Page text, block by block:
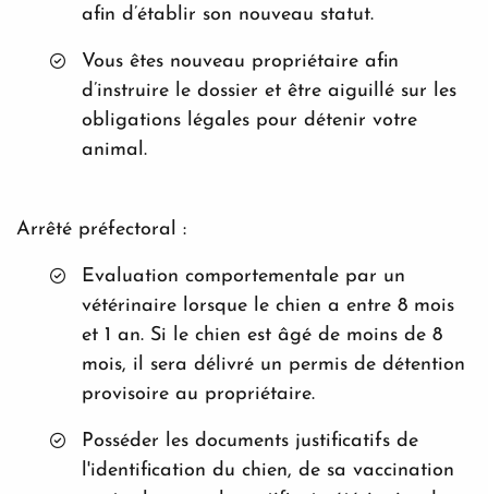
afin d’établir son nouveau statut.
Vous êtes nouveau propriétaire afin
d’instruire le dossier et être aiguillé sur les
obligations légales pour détenir votre
animal.
Arrêté préfectoral :
Evaluation comportementale par un
vétérinaire lorsque le chien a entre 8 mois
et 1 an. Si le chien est âgé de moins de 8
mois, il sera délivré un permis de détention
provisoire au propriétaire.
Posséder les documents justificatifs de
l'identification du chien, de sa vaccination